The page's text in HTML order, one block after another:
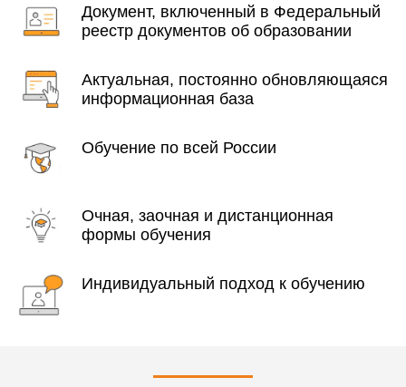
Документ, включенный в Федеральный
реестр документов об образовании
Актуальная, постоянно обновляющаяся
информационная база
Обучение по всей России
Очная, заочная и дистанционная
формы обучения
Индивидуальный подход к обучению